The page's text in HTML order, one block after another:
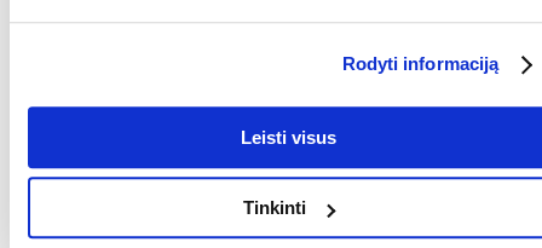
Rodyti informaciją
Leisti visus
Tinkinti
įsigijo. Žvaigždučių įvertinimas yra visų įvertinimų vidurkis.
Nerasta atsiliepimų